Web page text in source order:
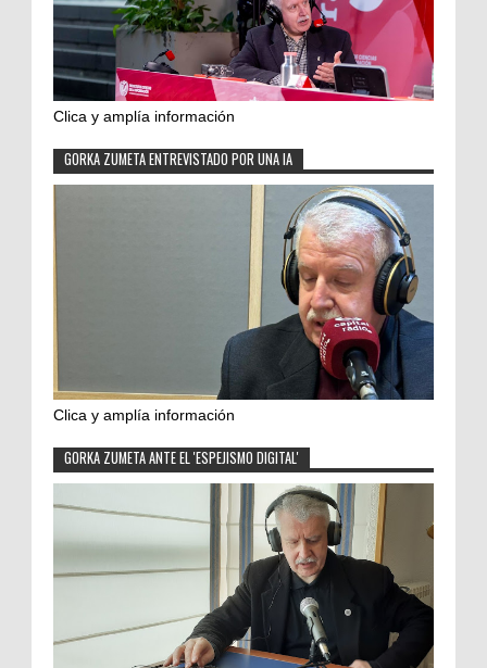
Clica y amplía información
GORKA ZUMETA ENTREVISTADO POR UNA IA
Clica y amplía información
GORKA ZUMETA ANTE EL 'ESPEJISMO DIGITAL'